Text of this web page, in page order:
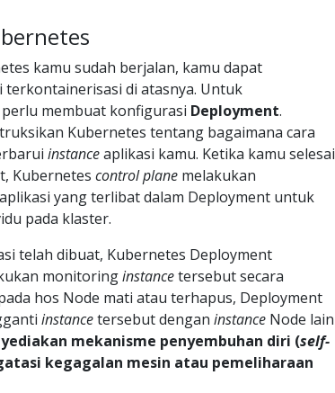
kamu sudah berjalan, kamu dapat
terkontainerisasi di atasnya. Untuk
membuat konfigurasi Deployment.
Kubernetes tentang bagaimana cara
instanceaplikasi kamu. Ketika kamu selesai
Kubernetes control plane melakukan
aplikasi yang terlibat dalam Deployment untuk
pada klaster.
telah dibuat, Kubernetes Deployment
monitoringinstancetersebut secara
hos Node mati atau terhapus, Deployment
instancetersebut dengan instance Node lain
mekanisme penyembuhan diri (self-
kegagalan mesin atau pemeliharaan